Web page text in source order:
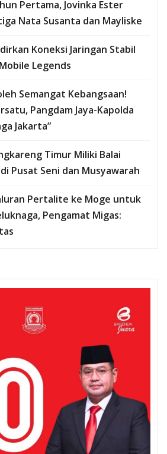
Pertama, Jovinka Ester
Nata Susanta dan Mayliske
Koneksi Jaringan Stabil
Legends
Semangat Kebangsaan!
Pangdam Jaya-Kapolda
Jakarta”
Timur Miliki Balai
Pusat Seni dan Musyawarah
Pertalite ke Moge untuk
Pengamat Migas: